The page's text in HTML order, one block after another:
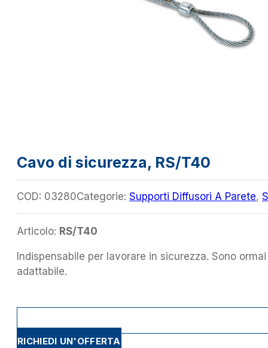
Cavo di sicurezza, RS/T40
COD: 03280Categorie: Supporti Diffusori A Parete,
Articolo: RS/T40
Indispensabile per lavorare in sicurezza. Sono
adattabile.
RICHIEDI UN'OFFERTA